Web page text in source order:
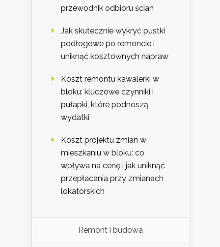
przewodnik odbioru ścian
Jak skutecznie wykryć pustki
podłogowe po remoncie i
uniknąć kosztownych napraw
Koszt remontu kawalerki w
bloku: kluczowe czynniki i
pułapki, które podnoszą
wydatki
Koszt projektu zmian w
mieszkaniu w bloku: co
wpływa na cenę i jak uniknąć
przepłacania przy zmianach
lokatorskich
Remont i budowa